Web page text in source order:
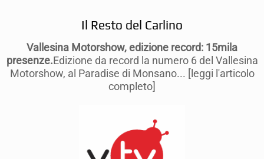
Il Resto del Carlino
Vallesina Motorshow, edizione record: 15mila
presenze.Edizione da record la numero 6 del Vallesina
Motorshow, al Paradise di Monsano... [leggi l'articolo
completo]